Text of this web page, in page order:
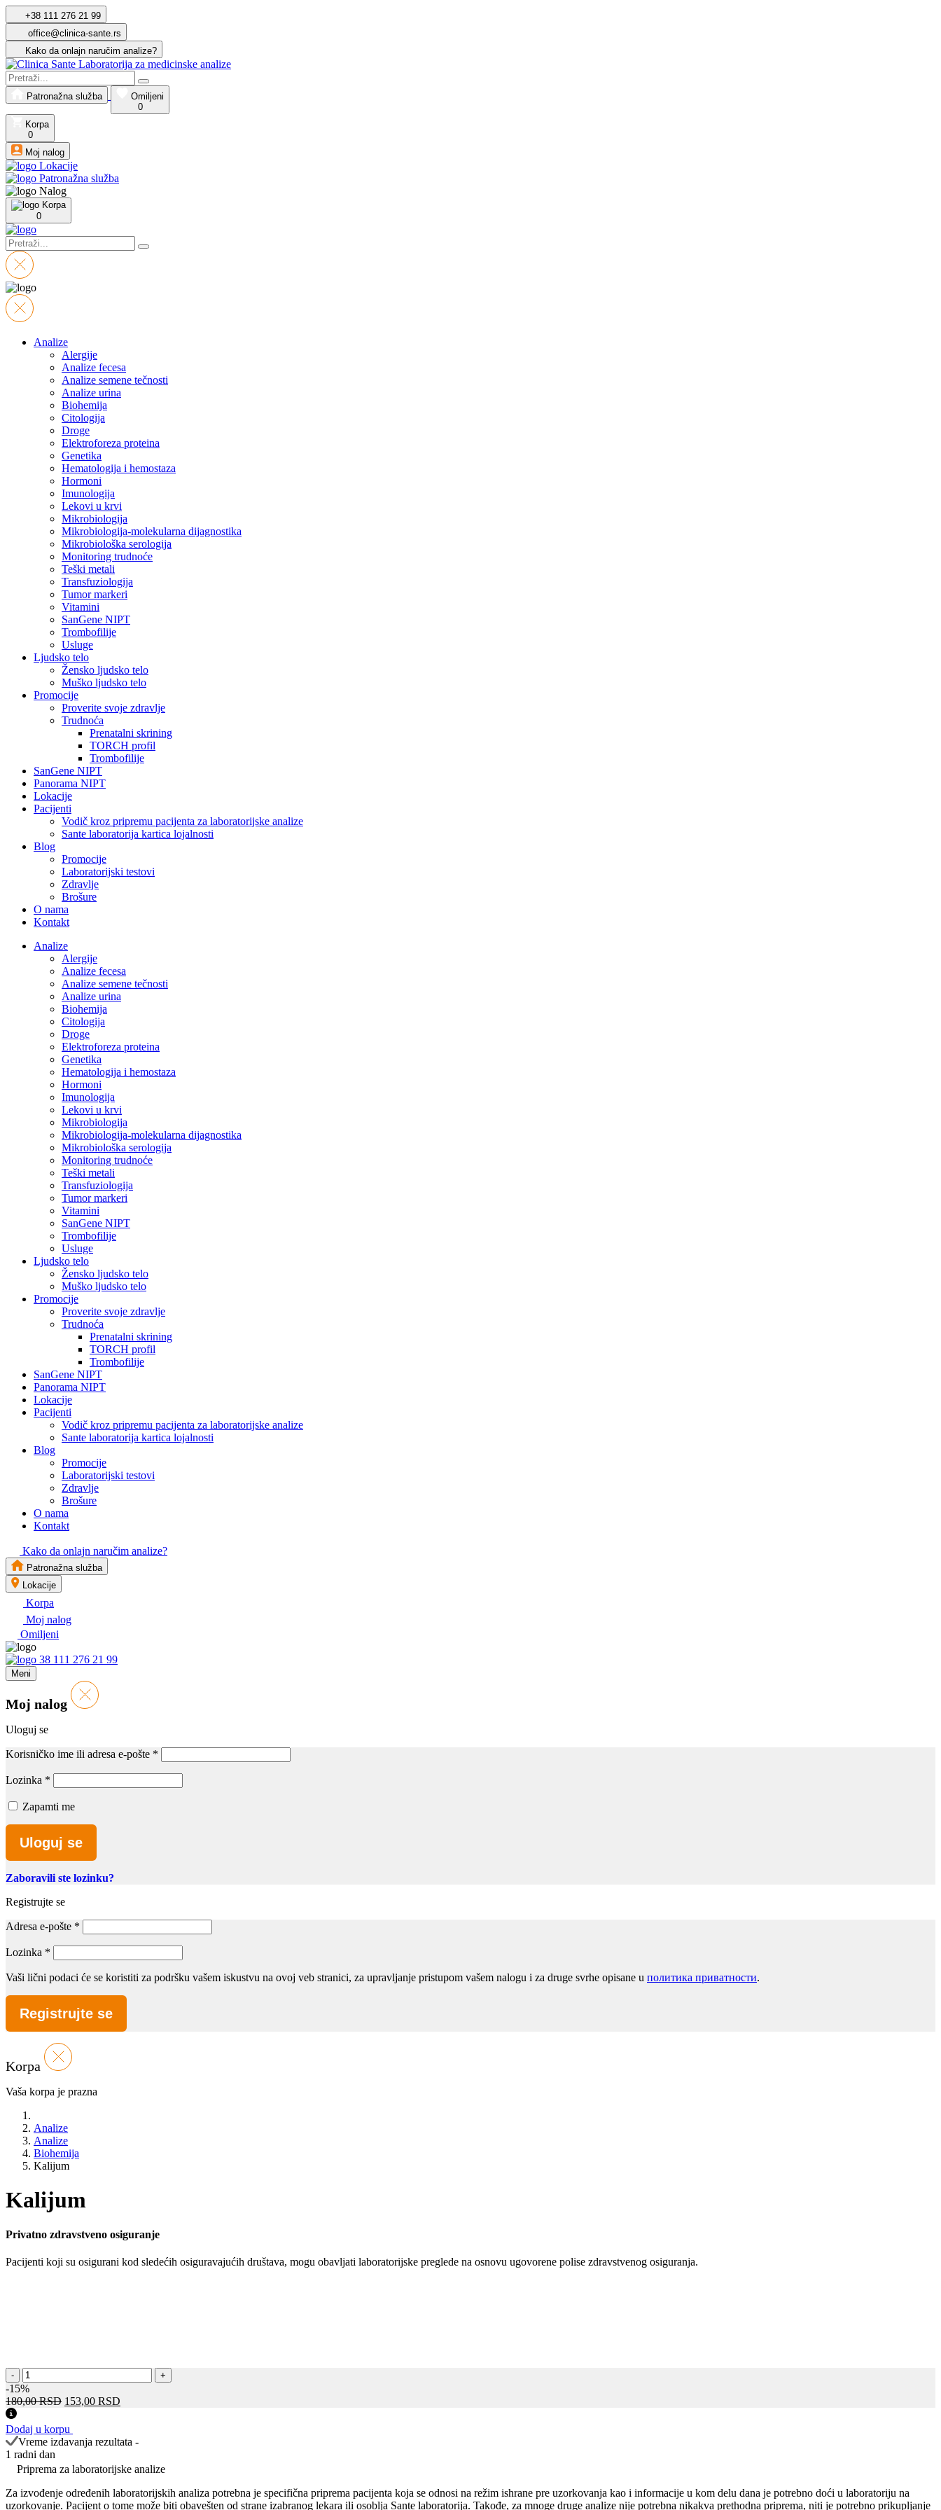
+38 111 276 21 99
office@clinica-sante.rs
Kako da onlajn naručim analize?
Patronažna služba
Omiljeni
0
Korpa
0
Moj nalog
Lokacije
Patronažna služba
Nalog
Korpa
0
Analize
Alergije
Analize fecesa
Analize semene tečnosti
Analize urina
Biohemija
Citologija
Droge
Elektroforeza proteina
Genetika
Hematologija i hemostaza
Hormoni
Imunologija
Lekovi u krvi
Mikrobiologija
Mikrobiologija-molekularna dijagnostika
Mikrobiološka serologija
Monitoring trudnoće
Teški metali
Transfuziologija
Tumor markeri
Vitamini
SanGene NIPT
Trombofilije
Usluge
Ljudsko telo
Žensko ljudsko telo
Muško ljudsko telo
Promocije
Proverite svoje zdravlje
Trudnoća
Prenatalni skrining
TORCH profil
Trombofilije
SanGene NIPT
Panorama NIPT
Lokacije
Pacijenti
Vodič kroz pripremu pacijenta za laboratorijske analize
Sante laboratorija kartica lojalnosti
Blog
Promocije
Laboratorijski testovi
Zdravlje
Brošure
O nama
Kontakt
Analize
Alergije
Analize fecesa
Analize semene tečnosti
Analize urina
Biohemija
Citologija
Droge
Elektroforeza proteina
Genetika
Hematologija i hemostaza
Hormoni
Imunologija
Lekovi u krvi
Mikrobiologija
Mikrobiologija-molekularna dijagnostika
Mikrobiološka serologija
Monitoring trudnoće
Teški metali
Transfuziologija
Tumor markeri
Vitamini
SanGene NIPT
Trombofilije
Usluge
Ljudsko telo
Žensko ljudsko telo
Muško ljudsko telo
Promocije
Proverite svoje zdravlje
Trudnoća
Prenatalni skrining
TORCH profil
Trombofilije
SanGene NIPT
Panorama NIPT
Lokacije
Pacijenti
Vodič kroz pripremu pacijenta za laboratorijske analize
Sante laboratorija kartica lojalnosti
Blog
Promocije
Laboratorijski testovi
Zdravlje
Brošure
O nama
Kontakt
Kako da onlajn naručim analize?
Patronažna služba
Lokacije
Korpa
Moj nalog
Omiljeni
38 111 276 21 99
Meni
Moj nalog
Uloguj se
Korisničko ime ili adresa e-pošte *
Lozinka *
Zapamti me
Uloguj se
Zaboravili ste lozinku?
Registrujte se
Adresa e-pošte *
Lozinka *
Vaši lični podaci će se koristiti za podršku vašem iskustvu na ovoj veb stranici, za upravljanje pristupom vašem nalogu i za druge svrhe opisane u политика приватности.
Registrujte se
Korpa
Vaša korpa je prazna
Analize
Analize
Biohemija
Kalijum
Kalijum
Privatno zdravstveno osiguranje
Pacijenti koji su osigurani kod sledećih osiguravajućih društava, mogu obavljati laboratorijske preglede na osnovu ugovorene polise zdravstvenog osiguranja.
-
Kalijum
количина
+
-15%
180,00RSD Оригинална
је
била:
180,00 RSD.
153,00 RSD
153,00 RSD.
Dodaj u korpu
Vreme izdavanja rezultata -
1 radni dan
Priprema za laboratorijske analize
Za izvođenje određenih laboratorijskih analiza potrebna je specifična priprema pacijenta koja se odnosi na režim ishrane pre uzorkovanja kao i informacije u kom delu dana je potrebno doći u laboratoriju na
uzorkovanje. Pacijent o tome može biti obavešten od strane izabranog lekara ili osoblja Sante laboratorija. Takođe, za mnoge druge analize nije potrebna nikakva prethodna priprema, niti je potrebno prikupljanje